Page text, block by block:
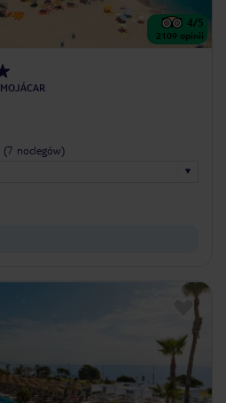
4/5
2109 opinii
MOJÁCAR
(7 noclegów)